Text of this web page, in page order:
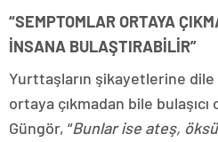
“SEMPTOMLAR ORTAYA
İNSANA BULAŞTIRABİLİR”
Yurttaşların şikayetlerine
ortaya çıkmadan bile
Güngör, “Bunlar ise ateş,